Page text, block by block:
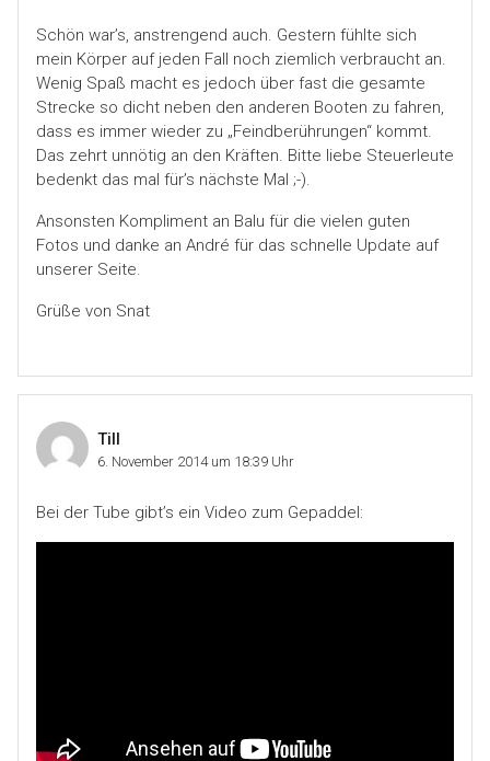
Schön war’s, anstrengend auch. Gestern fühlte sich
mein Körper auf jeden Fall noch ziemlich verbraucht an.
Wenig Spaß macht es jedoch über fast die gesamte
Strecke so dicht neben den anderen Booten zu fahren,
dass es immer wieder zu „Feindberührungen“ kommt.
Das zehrt unnötig an den Kräften. Bitte liebe Steuerleute
bedenkt das mal für’s nächste Mal ;-).
Ansonsten Kompliment an Balu für die vielen guten
Fotos und danke an André für das schnelle Update auf
unserer Seite.
Grüße von Snat
Till
6. November 2014 um 18:39 Uhr
Bei der Tube gibt’s ein Video zum Gepaddel: